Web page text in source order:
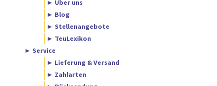
► Über uns
► Blog
► Stellenangebote
► TeuLexikon
► Service
► Lieferung & Versand
► Zahlarten